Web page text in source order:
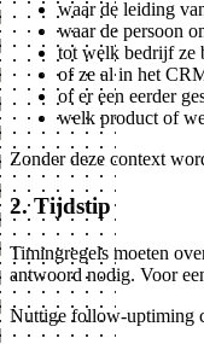
waar de leiding
waar de persoon
tot welk bedrijf ze
of ze al in het
of er een eerder
welk product of
Zonder deze context
2. Tijdstip
Timingregels moeten
antwoord nodig. Voor
Nuttige follow-uptiming